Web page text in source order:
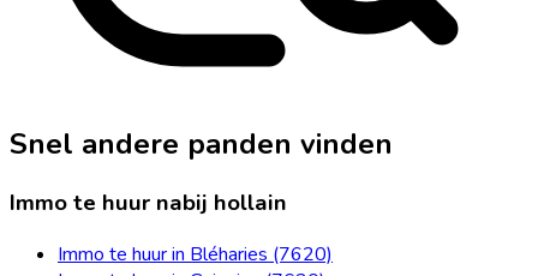
Snel andere panden vinden
Immo te huur nabij hollain
Immo te huur in Bléharies (7620)